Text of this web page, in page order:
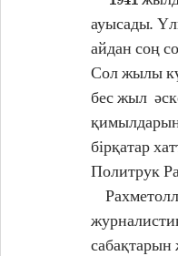
ауысады.
айдан соң
Сол жылы
бес жыл
бірқатар
Политрук
сабақтарын